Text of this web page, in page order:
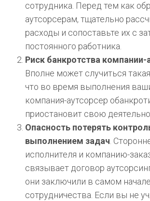
сотрудника. Перед тем как
аутсорсерам, тщательно
расходы и сопоставьте их с
постоянного работника.
Риск банкротства компании-
Вполне может случиться
что во время выполнения
компания-аутсорсер
приостановит свою
Опасность потерять
выполнением задач.
исполнителя и компанию-
связывает договор
они заключили в самом начале
сотрудничества. Если вы не